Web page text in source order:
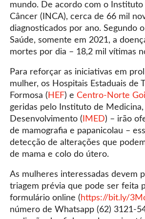
mundo. De acordo com o Instituto
Câncer (INCA), cerca de 66 mil
diagnosticados por ano. Segundo
Saúde, somente em 2021, a
mortes por dia – 18,2 mil vítimas
Para reforçar as iniciativas em
mulher, os Hospitais Estaduais de
Formosa ( HEF) e Centro-Norte
geridas pelo Instituto de Medicina,
Desenvolvimento ( IMED) – irão
de mamografia e papanicolau –
detecção de alterações que
de mama e colo do útero.
As mulheres interessadas devem
triagem prévia que pode ser feita
formulário online ( https://bit.ly/
número de Whatsapp (62) 3121-